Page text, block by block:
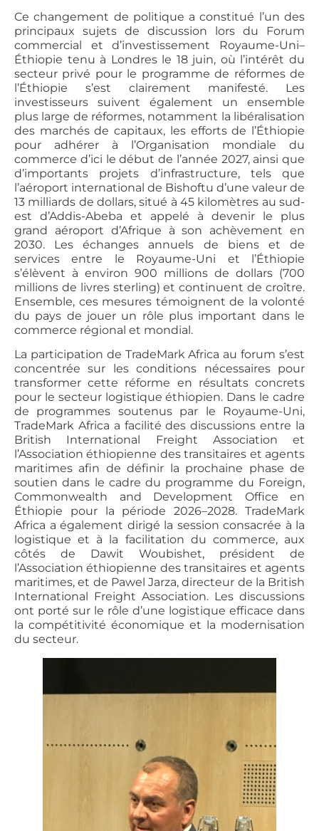
Ce changement de politique a constitué l’un des
principaux sujets de discussion lors du Forum
commercial et d’investissement Royaume-Uni–
Éthiopie tenu à Londres le 18 juin, où l’intérêt du
secteur privé pour le programme de réformes de
l’Éthiopie s’est clairement manifesté. Les
investisseurs suivent également un ensemble
plus large de réformes, notamment la libéralisation
des marchés de capitaux, les efforts de l’Éthiopie
pour adhérer à l’Organisation mondiale du
commerce d’ici le début de l’année 2027, ainsi que
d’importants projets d’infrastructure, tels que
l’aéroport international de Bishoftu d’une valeur de
13 milliards de dollars, situé à 45 kilomètres au sud-
est d’Addis-Abeba et appelé à devenir le plus
grand aéroport d’Afrique à son achèvement en
2030. Les échanges annuels de biens et de
services entre le Royaume-Uni et l’Éthiopie
s’élèvent à environ 900 millions de dollars (700
millions de livres sterling) et continuent de croître.
Ensemble, ces mesures témoignent de la volonté
du pays de jouer un rôle plus important dans le
commerce régional et mondial.
La participation de TradeMark Africa au forum s’est
concentrée sur les conditions nécessaires pour
transformer cette réforme en résultats concrets
pour le secteur logistique éthiopien. Dans le cadre
de programmes soutenus par le Royaume-Uni,
TradeMark Africa a facilité des discussions entre la
British International Freight Association et
l’Association éthiopienne des transitaires et agents
maritimes afin de définir la prochaine phase de
soutien dans le cadre du programme du Foreign,
Commonwealth and Development Office en
Éthiopie pour la période 2026–2028. TradeMark
Africa a également dirigé la session consacrée à la
logistique et à la facilitation du commerce, aux
côtés de Dawit Woubishet, président de
l’Association éthiopienne des transitaires et agents
maritimes, et de Pawel Jarza, directeur de la British
International Freight Association. Les discussions
ont porté sur le rôle d’une logistique efficace dans
la compétitivité économique et la modernisation
du secteur.